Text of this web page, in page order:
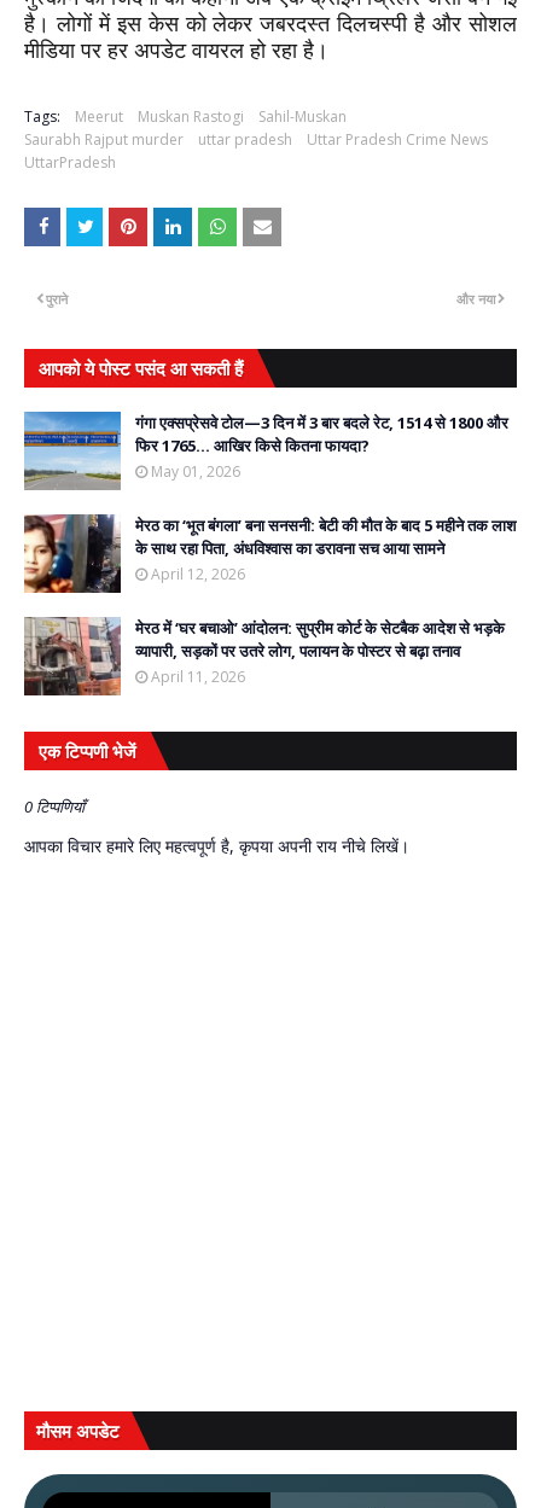
है। लोगों में इस केस को लेकर जबरदस्त दिलचस्पी है और सोशल
मीडिया पर हर अपडेट वायरल हो रहा है।
Tags: Meerut Muskan Rastogi
Sahil-Muskan
Saurabh Rajput murder
uttar pradesh
Uttar Pradesh Crime News
UttarPradesh
और नया
पुराने
आपको ये पोस्ट पसंद आ सकती हैं
गंगा एक्सप्रेसवे टोल—3 दिन में 3 बार बदले रेट, 1514 से 1800 और
फिर 1765… आखिर किसे कितना फायदा?
May 01, 2026
मेरठ का ‘भूत बंगला’ बना सनसनी: बेटी की मौत के बाद 5 महीने तक लाश
के साथ रहा पिता, अंधविश्वास का डरावना सच आया सामने
April 12, 2026
मेरठ में ‘घर बचाओ’ आंदोलन: सुप्रीम कोर्ट के सेटबैक आदेश से भड़के
व्यापारी, सड़कों पर उतरे लोग, पलायन के पोस्टर से बढ़ा तनाव
April 11, 2026
एक टिप्पणी भेजें
0 टिप्पणियाँ
आपका विचार हमारे लिए महत्वपूर्ण है, कृपया अपनी राय नीचे लिखें।
मौसम अपडेट